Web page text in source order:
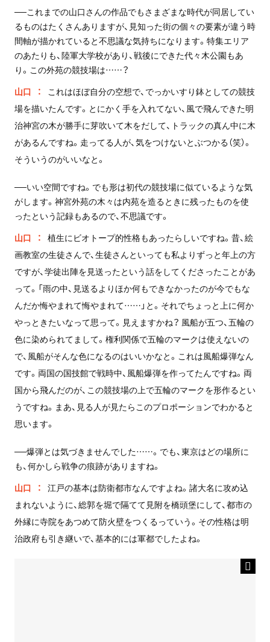
──これまでの山口さんの作品でもさまざまな時代が同居してい
るものはたくさんありますが、見知った街の個々の要素が違う時
間軸が描かれていると不思議な気持ちになります。特集エリア
のあたりも、陸軍大学校があり、戦後にできた代々木公園もあ
り。この外苑の競技場は……？
山口
これはほぼ自分の空想で、でっかいすり鉢としての競技
場を描いたんです。とにかく手を入れてない、風で飛んできた明
治神宮の木が勝手に芽吹いて木をだして、トラックの真ん中に木
があるんですね。走ってる人が、気をつけないとぶつかる（笑）。
そういうのがいいなと。
──いい空間ですね。でも形は初代の競技場に似ているような気
がします。神宮外苑の木々は内苑を造るときに残ったものを使
ったという記録もあるので、不思議です。
山口
植生にビオトープ的性格もあったらしいですね。昔、絵
画教室の生徒さんで、生徒さんといっても私よりずっと年上の方
ですが、学徒出陣を見送ったという話をしてくださったことがあ
って。「雨の中、見送るよりほか何もできなかったのが今でもな
んだか悔やまれて悔やまれて……」と。それでちょっと上に何か
やっときたいなって思って。見えますかね？ 風船が五つ、五輪の
色に染められてまして。権利関係で五輪のマークは使えないの
で、風船がそんな色になるのはいいかなと。これは風船爆弾なん
です。両国の国技館で戦時中、風船爆弾を作ってたんですね。両
国から飛んだのが、この競技場の上で五輪のマークを形作るとい
うですね。まあ、見る人が見たらこのプロポーションでわかると
思います。
──爆弾とは気づきませんでした……。でも、東京はどの場所に
も、何かしら戦争の痕跡がありますね。
山口
江戸の基本は防衛都市なんですよね。諸大名に攻め込
まれないように、総郭を堀で隔てて見附を橋頭堡にして、都市の
外縁に寺院をあつめて防火壁をつくるっていう。その性格は明
治政府も引き継いで、基本的には軍都でしたよね。